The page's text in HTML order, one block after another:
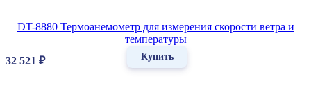
DT-8880 Термоанемометр для измерения скорости ветра и
температуры
32 521 ₽ Купить